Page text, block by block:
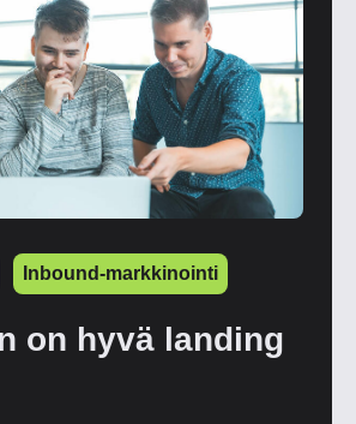
Inbound-markkinointi
on hyvä landing